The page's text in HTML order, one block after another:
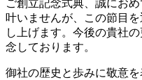
ご創立記念式典、誠にお
叶いませんが、この節目
し上げます。今後の貴社
念しております。
御社の歴史と歩みに敬意